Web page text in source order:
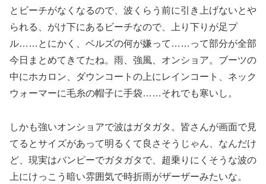
とビーチがなくなるので、波くらう前に引き上げないとや
られる、がけ下にあるビーチなので、上り下りが足プ
ル……とにかく、ベルズの何が嫌って……って部分が全部
今日まとめてきてたね。雨、強風、オンショア。ブーツの
中にホカロン、ダウンコートの上にレインコート、ネック
ウォーマーに毛糸の帽子に手袋……それでも寒いし。
しかも強いオンショアで波はガタガタ。皆さんが画面で見
てるとサイズがあって明るくて良さそうじゃん、なんだけ
ど、現実はバンピーでガタガタで、超乗りにくそうな波の
上にけっこう暗い雰囲気で時折雨がザーザーみたいな。